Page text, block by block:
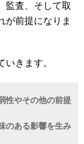
監査、そして取
が前提になりま
きます。
性やその他の前提
のある影響を生み